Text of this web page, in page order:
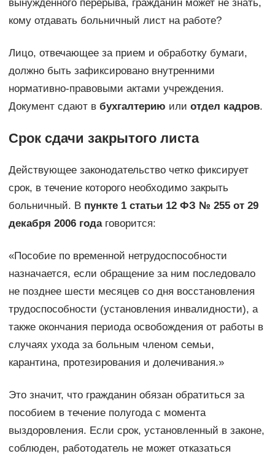
вынужденного перерыва, гражданин может не знать,
кому отдавать больничный лист на работе?
Лицо, отвечающее за прием и обработку бумаги,
должно быть зафиксировано внутренними
нормативно-правовыми актами учреждения.
Документ сдают в бухгалтерию или отдел кадров.
Срок сдачи закрытого листа
Действующее законодательство четко фиксирует
срок, в течение которого необходимо закрыть
больничный. В пункте 1 статьи 12 ФЗ № 255 от 29
декабря 2006 годаговорится:
«Пособие по временной нетрудоспособности
назначается, если обращение за ним последовало
не позднее шести месяцев со дня восстановления
трудоспособности (установления инвалидности), а
также окончания периода освобождения от работы в
случаях ухода за больным членом семьи,
карантина, протезирования и долечивания.»
Это значит, что гражданин обязан обратиться за
пособием в течение полугода с момента
выздоровления. Если срок, установленный в законе,
соблюден, работодатель не может отказаться